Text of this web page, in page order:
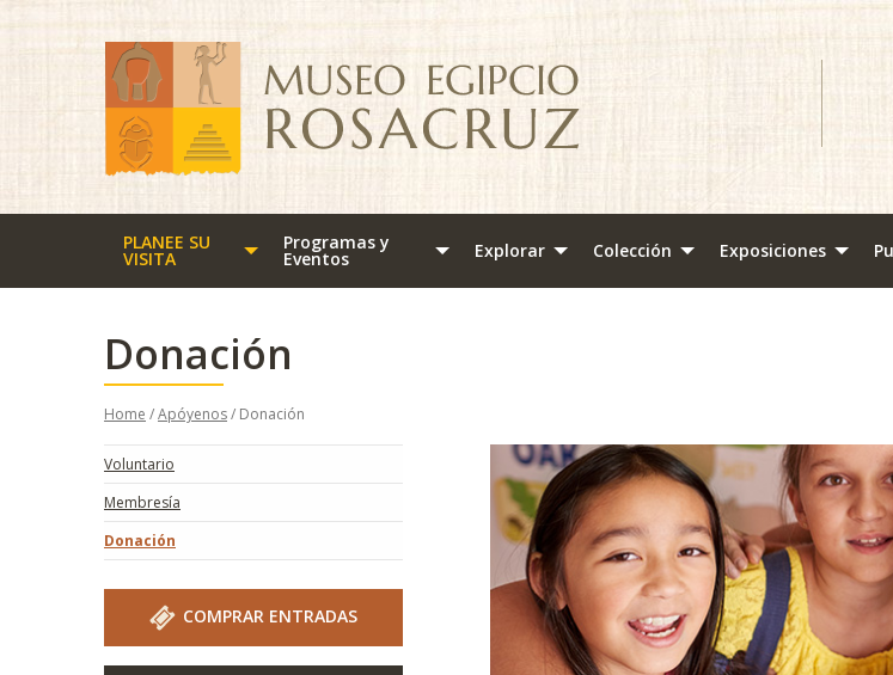
PLANEE SU
VISITA
Programas y
Eventos Explorar Colección Exposiciones
Donación
Home /Apóyenos/ Donación
Voluntario
Membresía
Donación
COMPRAR ENTRADAS